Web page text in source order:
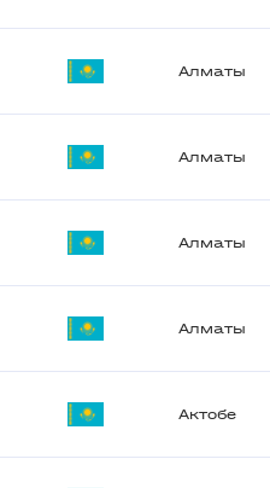
Алматы
Алматы
Алматы
Алматы
Актобе